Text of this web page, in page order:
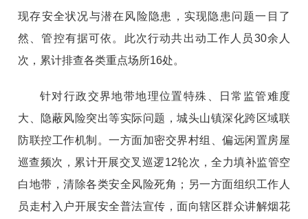
现存安全状况与潜在风险隐患，实现隐患问题一目了
然、管控有据可依。此次行动共出动工作人员30余人
次，累计排查各类重点场所16处。
针对行政交界地带地理位置特殊、日常监管难度
大、隐蔽风险突出等实际问题，城头山镇深化跨区域联
防联控工作机制。一方面加密交界村组、偏远闲置房屋
巡查频次，累计开展交叉巡逻12轮次，全力填补监管空
白地带，清除各类安全风险死角；另一方面组织工作人
员走村入户开展安全普法宣传，面向辖区群众讲解烟花